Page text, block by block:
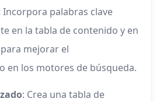
Incorpora palabras clave
en la tabla de contenido y en
mejorar el
en los motores de búsqueda.
: Crea una tabla de